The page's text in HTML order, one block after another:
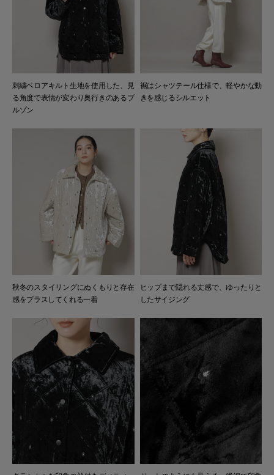
刺繍ベロアキルト生地を使用した、見
る角度で表情が変わり奥行きのあるブ
ルゾン
裾はシャツテール仕様で、軽やかな動
きを感じるシルエット
秋冬のスタイリングにぬくもりと存在
感をプラスしてくれる一着
ヒップまで隠れる丈感で、ゆったりと
したサイジング